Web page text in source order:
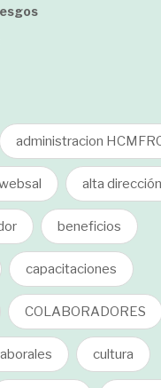
administracion
alta dirección
beneficios
capacitaciones
COLABORADORES
cultura